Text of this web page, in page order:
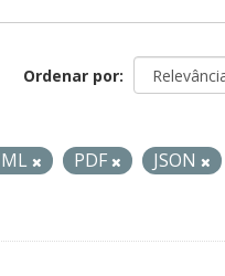
Ordenar por
PDF JSON